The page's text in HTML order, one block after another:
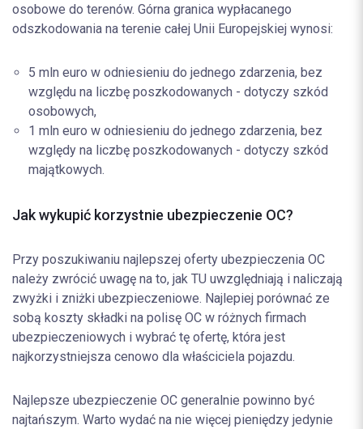
osobowe do terenów. Górna granica wypłacanego
odszkodowania na terenie całej Unii Europejskiej wynosi:
5 mln euro w odniesieniu do jednego zdarzenia, bez
względu na liczbę poszkodowanych - dotyczy szkód
osobowych,
1 mln euro w odniesieniu do jednego zdarzenia, bez
względy na liczbę poszkodowanych - dotyczy szkód
majątkowych.
Jak wykupić korzystnie ubezpieczenie OC?
Przy poszukiwaniu najlepszej oferty ubezpieczenia OC
należy zwrócić uwagę na to, jak TU uwzględniają i naliczają
zwyżki i zniżki ubezpieczeniowe. Najlepiej porównać ze
sobą koszty składki na polisę OC w różnych firmach
ubezpieczeniowych i wybrać tę ofertę, która jest
najkorzystniejsza cenowo dla właściciela pojazdu.
Najlepsze ubezpieczenie OC generalnie powinno być
najtańszym. Warto wydać na nie więcej pieniędzy jedynie